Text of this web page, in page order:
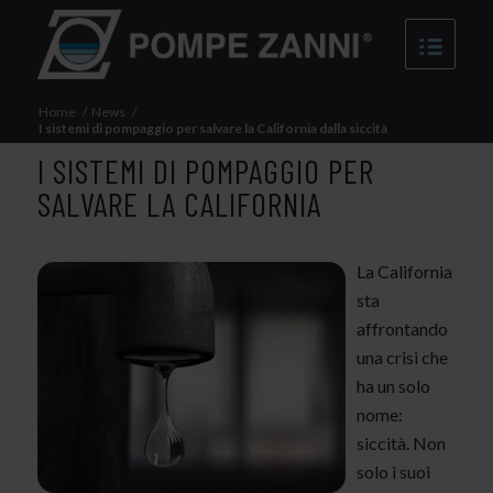
Home / News /
I sistemi di pompaggio per salvare la California dalla siccità
I SISTEMI DI POMPAGGIO PER
SALVARE LA CALIFORNIA
La California
sta
affrontando
una crisi che
ha un solo
nome:
siccità. Non
solo i suoi